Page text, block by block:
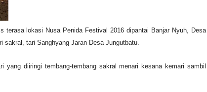
terasa lokasi Nusa Penida Festival 2016 dipantai Banjar Nyuh, Desa
sakral, tari Sanghyang Jaran Desa Jungutbatu.
diiringi tembang-tembang sakral menari kesana kemari sambil